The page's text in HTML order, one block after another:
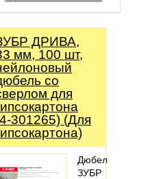
ДРИВА,
мм, 100 шт,
со
для
301265) (Для
Дюбель
ЗУБР